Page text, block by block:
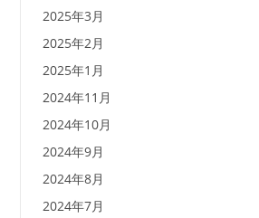
2025年3月
2025年2月
2025年1月
2024年11月
2024年10月
2024年9月
2024年8月
2024年7月